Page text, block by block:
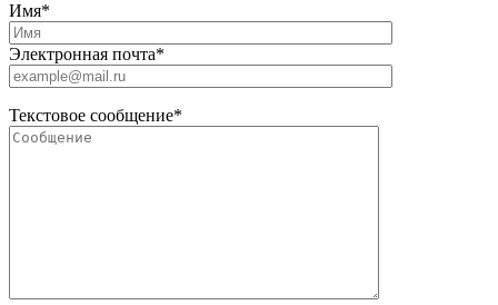
Имя*
Электронная почта*
Текстовое сообщение*